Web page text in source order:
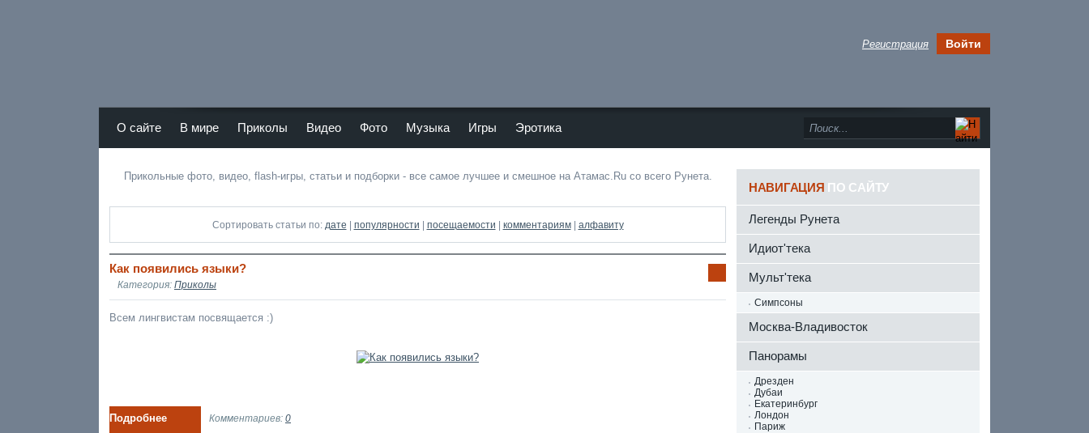
Регистрация Войти
as.ru
Twitte
О сайте В мире Приколы Видео Фото Музыка Игры Эротика
Прикольные фото, видео, flash-игры, статьи и подборки - все самое лучшее и смешное на Атамас.Ru со всего Рунета.
Сортировать статьи по: дате | популярности | посещаемости | комментариям| алфавиту
фо
Как появились языки?
Категория: Приколы
Всем лингвистам посвящается :)
Подробнее Комментариев: 0
НАВИГАЦИЯ ПО САЙТУ
Легенды Рунета
Идиот'тека
Мульт'тека
Симпсоны
Москва-Владивосток
Панорамы
Дрезден
Дубаи
Екатеринбург
Лондон
Париж